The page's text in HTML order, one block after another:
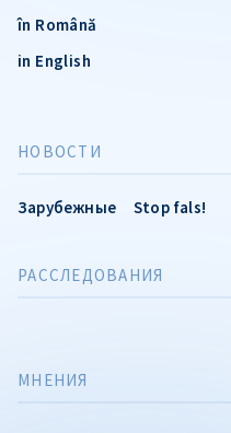
în Română
in English
НОВОСТИ
Зарубежные Stop fals!
РАССЛЕДОВАНИЯ
МНЕНИЯ